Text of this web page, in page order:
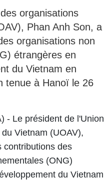
organisations
Phan Anh Son, a
organisations non
étrangères en
du Vietnam en
tenue à Hanoï le 26
- Le président de l'Union
Vietnam (UOAV),
contributions des
(ONG)
du Vietnam